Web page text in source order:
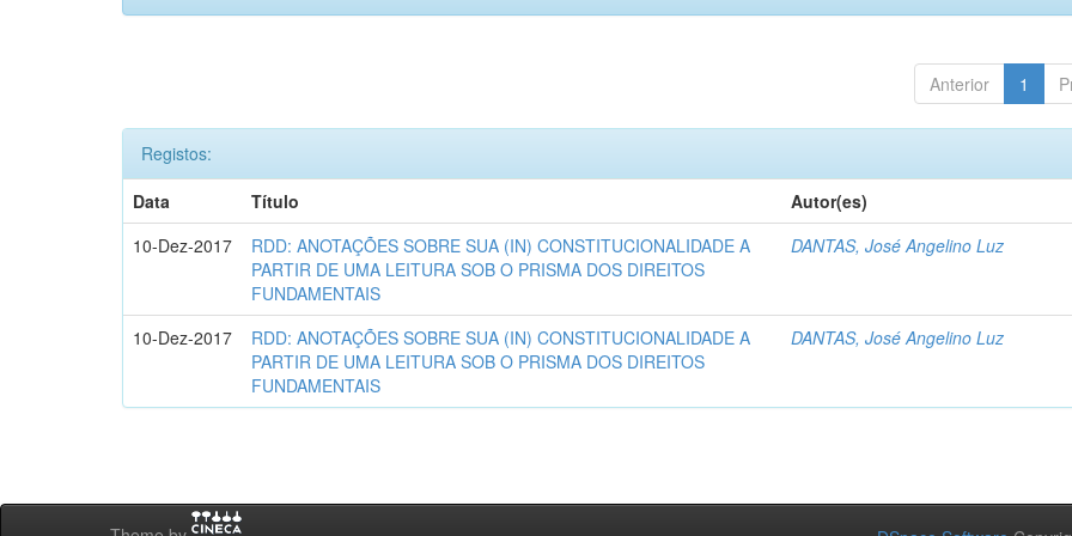
Anterior 1
Registos:
Data
Título
Autor(es)
10-Dez-2017
RDD: ANOTAÇÕES SOBRE SUA (IN) CONSTITUCIONALIDADE A
PARTIR DE UMA LEITURA SOB O PRISMA DOS DIREITOS
FUNDAMENTAIS
DANTAS, José Angelino Luz
10-Dez-2017
RDD: ANOTAÇÕES SOBRE SUA (IN) CONSTITUCIONALIDADE A
PARTIR DE UMA LEITURA SOB O PRISMA DOS DIREITOS
FUNDAMENTAIS
DANTAS, José Angelino Luz